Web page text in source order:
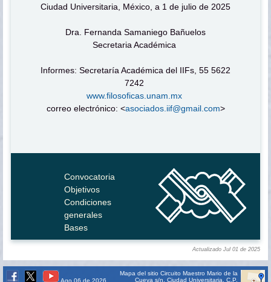
Ciudad Universitaria, México, a 1 de julio de 2025
Dra. Fernanda Samaniego Bañuelos
Secretaria Académica
Informes: Secretaría Académica del IIFs, 55 5622
7242
www.filosoficas.unam.mx
correo electrónico: <asociados.iif@gmail.com>
Convocatoria
Objetivos
Condiciones
generales
Bases
Actualizado Jul 01 de 2025
Ago 06 de 2026
Mapa del sitio Circuito Maestro Mario de la
Cueva s/n, Ciudad Universitaria, C.P.